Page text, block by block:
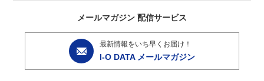
メールマガジン 配信サービス
最新情報をいち早くお届け！
I-O DATA メールマガジン